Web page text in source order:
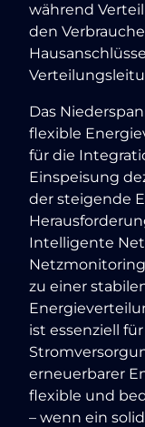
während
den
Das
flexible
für die
Einspeisung
der steigende
Intelligente
zu einer
ist essenziell
erneuerbarer
flexible und
– wenn ein